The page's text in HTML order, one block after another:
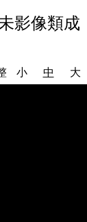
影像類成
小 中 大